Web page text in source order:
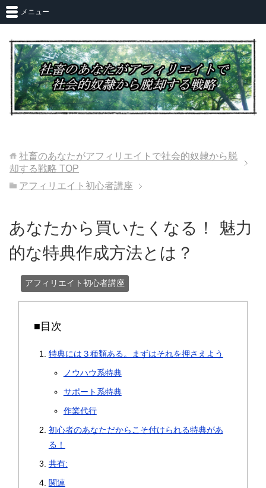
メニュー
社畜のあなたがアフィリエイトで社会的奴隷から脱
却する戦略 TOP
アフィリエイト初心者講座
あなたから買いたくなる！ 魅力
的な特典作成方法とは？
アフィリエイト初心者講座
■目次
特典には３種類ある。まずはそれを押さえよう
ノウハウ系特典
サポート系特典
作業代行
初心者のあなただからこそ付けられる特典があ
る！
共有:
関連